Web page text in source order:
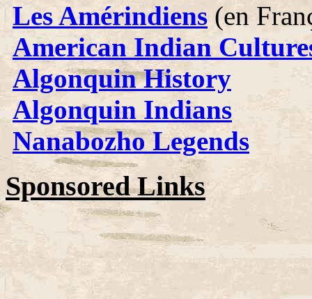
Les Amérindiens (en
American Indian
Algonquin History
Algonquin Indians
Nanabozho Legends
Sponsored Links